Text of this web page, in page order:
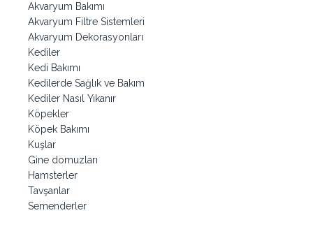
Akvaryum Bakımı
Akvaryum Filtre Sistemleri
Akvaryum Dekorasyonları
Kediler
Kedi Bakımı
Kedilerde Sağlık ve Bakım
Kediler Nasıl Yıkanır
Köpekler
Köpek Bakımı
Kuşlar
Gine domuzları
Hamsterler
Tavşanlar
Semenderler